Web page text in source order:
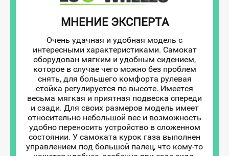
МНЕНИЕ ЭКСПЕРТА
Очень удачная и удобная модель с
интересными характеристиками. Самокат
оборудован мягким и удобным сидением,
которое в случае чего можно без проблем
снять, для большего комфорта рулевая
стойка регулируется по высоте. Имеется
весьма мягкая и приятная подвеска спереди
и сзади. Для своих размеров модель имеет
относительно небольшой вес и возможность
удобно переносить устройство в сложенном
состоянии. У самоката курок газа выполнен
управлением под большой палец, что кому-то